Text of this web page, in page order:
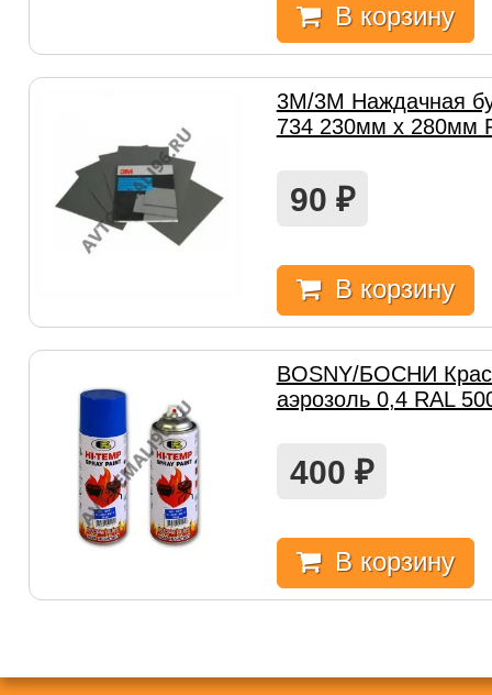
В корзину
3M/3М Наждачная
734 230мм х 280мм
90 ₽
В корзину
BOSNY/БОСНИ
аэрозоль 0,4 RAL
400 ₽
В корзину